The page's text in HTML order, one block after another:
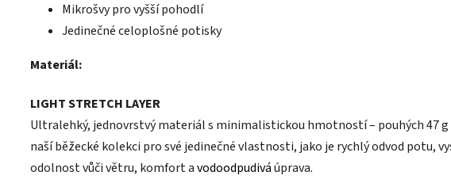
Mikrošvy pro vyšší pohodlí
Jedinečné celoplošné potisky
Materiál:
LIGHT STRETCH LAYER
Ultralehký, jednovrstvý materiál s minimalistickou hmotností – pouhých 47 g
naší běžecké kolekci pro své jedinečné vlastnosti, jako je rychlý odvod potu,
odolnost vůči větru, komfort avodoodpudiváúprava.